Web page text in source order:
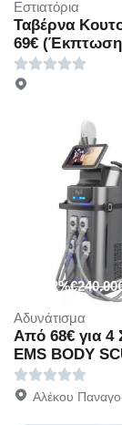
Εστιατόρια
Ταβέρνα
69€ (Έκπτωση
χειροποίητο
Ταβέρνα -
ποιοτικό
-72%€240.00
Αδυνάτισμα
Από 68€ για 4
EMS BODY
Τεχνολογίας,
στο Diamonds
Αλέκου